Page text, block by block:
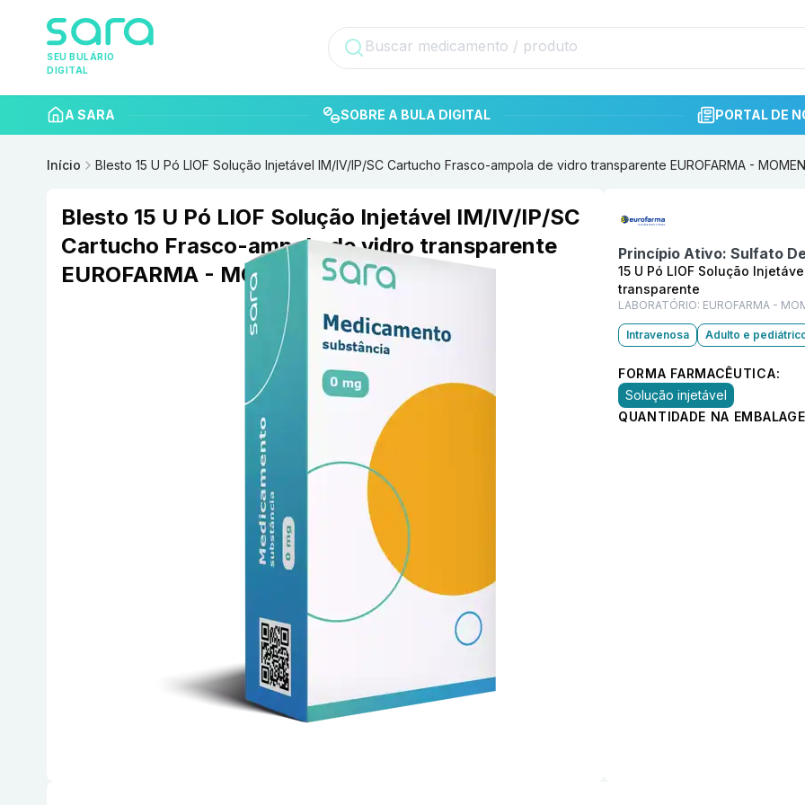
SEU BULÁRIO
DIGITAL
A SARA SOBRE A BULA DIGITAL PORTAL DE
Início Blesto 15 U Pó LIOF Solução Injetável IM/IV/IP/SC Cartucho Frasco-ampola de vidro transparente EUROFARMA -
Blesto 15 U Pó LIOF Solução Injetável IM/IV/IP/SC
Cartucho Frasco-ampola de vidro transparente
EUROFARMA - MOMENTA
Princípio Ativo: Sulfato
15 U Pó LIOF Solução
transparente
LABORATÓRIO: EUROFARMA -
Intravenosa Adulto e
FORMA FARMACÊUTICA:
Solução injetável
QUANTIDADE NA